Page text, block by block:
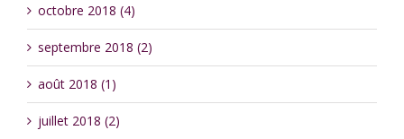
octobre 2018 (4)
septembre 2018 (2)
août 2018 (1)
juillet 2018 (2)